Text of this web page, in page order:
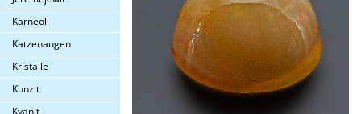
Karneol
Katzenaugen
Kristalle
Kunzit
Kyanit